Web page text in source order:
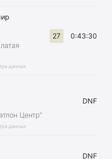
данных
27 0:43:30
Центр"
данных
DNF
DNF